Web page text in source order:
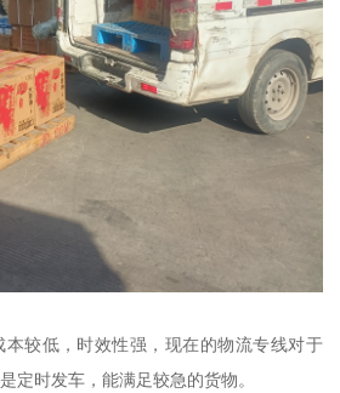
较低，时效性强，现在的物流专线对于
定时发车，能满足较急的货物。